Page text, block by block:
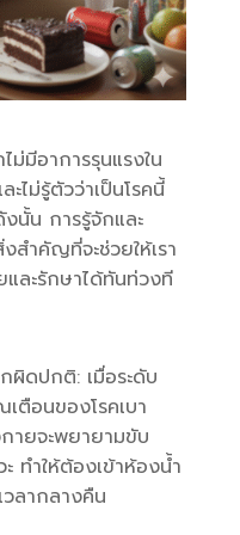
ม่มีอาการรุนแรงใน
ะไม่รู้ตัวว่าเป็นโรคนี้
นั้น การรู้จักและ
ำคัญที่จะช่วยให้เรา
และรักษาได้ทันท่วงที
ผิดปกติ: เมื่อระดับ
อนของโรคเบา
ายจะพยายามขับ
ทำให้ต้องเข้าห้องน้ำ
ลากลางคืน